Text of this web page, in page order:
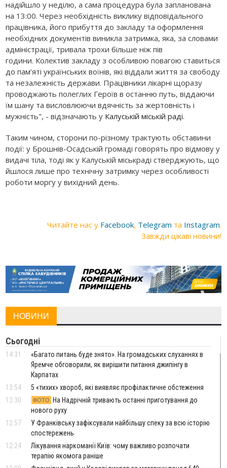
надійшло у неділю, а сама процедура була запланована
на 13:00. Через необхідність виклику відповідального
працівника, його прибуття до закладу та оформлення
необхідних документів виникла затримка, яка, за словами
адміністрації, тривала трохи більше ніж пів
години. Колектив закладу з особливою повагою ставиться
до пам’яті українських воїнів, які віддали життя за свободу
та незалежність держави. Працівники лікарні щоразу
проводжають полеглих Героїв в останню путь, віддаючи
їм шану та висловлюючи вдячність за жертовність і
мужність", - відзначають у Калуській міській раді.
Таким чином, сторони по-різному трактують обставини
події: у Брошнів-Осадській громаді говорять про відмову у
видачі тіла, тоді як у Калуській міськраді стверджують, що
йшлося лише про технічну затримку через особливості
роботи моргу у вихідний день.
Читайте нас у Facebook, Telegram та Instagram.
Завжди цікаві новини!
НОВИНИ
Сьогодні
14:31
«Багато питань буде знято». На громадських слуханнях в
Яремче обговорили, як вирішити питання джипінгу в
Карпатах
13:54
5 «тихих» хвороб, які виявляє профілактичне обстеження
13:30
ФОТО
На Надрічній тривають останні приготування до
нового руху
12:57
У Франківську зафіксували найбільшу спеку за всю історію
спостережень
12:24
Лікування наркоманії Київ: чому важливо розпочати
терапію якомога раніше